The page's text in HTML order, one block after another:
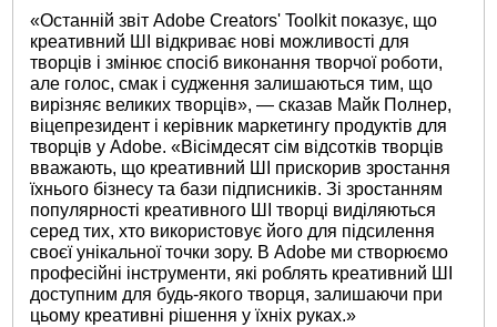
«Останній звіт Adobe Creators' Toolkit показує, що
креативний ШІ відкриває нові можливості для
творців і змінює спосіб виконання творчої роботи,
але голос, смак і судження залишаються тим, що
вирізняє великих творців», — сказав Майк Полнер,
віцепрезидент і керівник маркетингу продуктів для
творців у Adobe. «Вісімдесят сім відсотків творців
вважають, що креативний ШІ прискорив зростання
їхнього бізнесу та бази підписників. Зі зростанням
популярності креативного ШІ творці виділяються
серед тих, хто використовує його для підсилення
своєї унікальної точки зору. В Adobe ми створюємо
професійні інструменти, які роблять креативний ШІ
доступним для будь-якого творця, залишаючи при
цьому креативні рішення у їхніх руках.»